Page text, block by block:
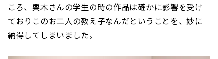
ころ、栗木さんの学生の時の作品は確かに影響を受け
ておりこのお二人の教え子なんだということを、妙に
納得してしまいました。